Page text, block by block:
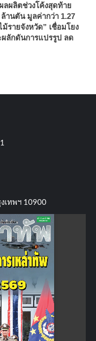
ลผลิตช่วงโค้งสุดท้าย
านตัน มูลค่ากว่า 1.27
รายจังหวัด” เชื่อมโยง
ผลักดันการแปรรูป ลด
เทพฯ 10900